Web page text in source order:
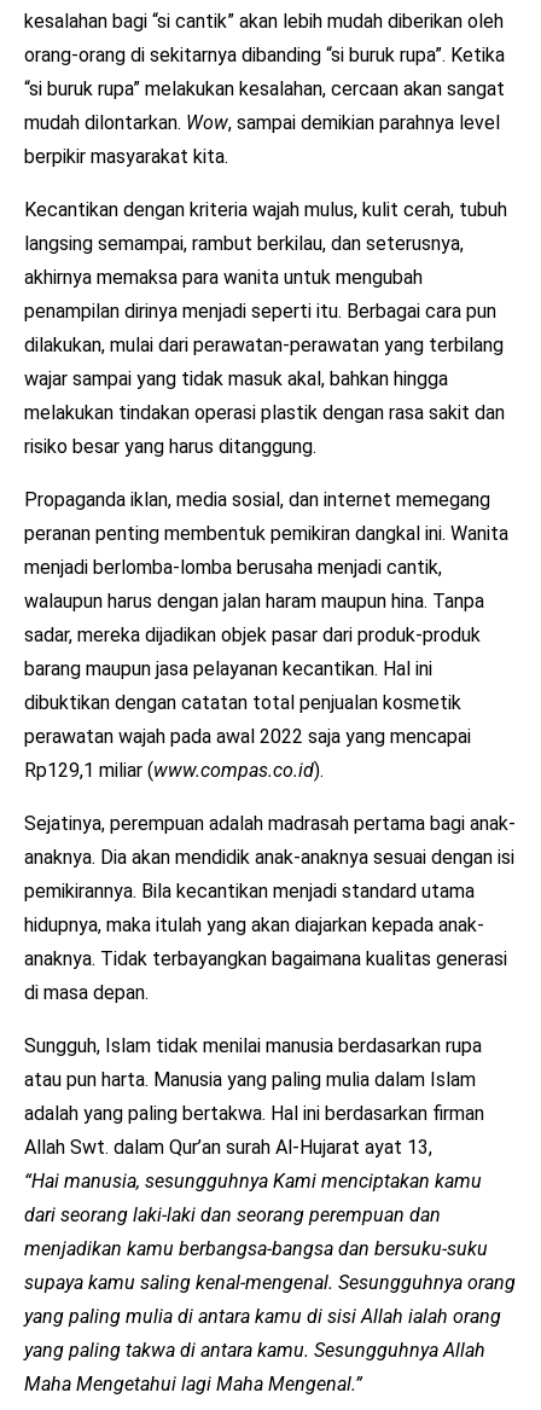
kesalahan bagi “si cantik” akan lebih mudah diberikan oleh
orang-orang di sekitarnya dibanding “si buruk rupa”. Ketika
“si buruk rupa” melakukan kesalahan, cercaan akan sangat
mudah dilontarkan. Wow, sampai demikian parahnya level
berpikir masyarakat kita.
Kecantikan dengan kriteria wajah mulus, kulit cerah, tubuh
langsing semampai, rambut berkilau, dan seterusnya,
akhirnya memaksa para wanita untuk mengubah
penampilan dirinya menjadi seperti itu. Berbagai cara pun
dilakukan, mulai dari perawatan-perawatan yang terbilang
wajar sampai yang tidak masuk akal, bahkan hingga
melakukan tindakan operasi plastik dengan rasa sakit dan
risiko besar yang harus ditanggung.
Propaganda iklan, media sosial, dan internet memegang
peranan penting membentuk pemikiran dangkal ini. Wanita
menjadi berlomba-lomba berusaha menjadi cantik,
walaupun harus dengan jalan haram maupun hina. Tanpa
sadar, mereka dijadikan objek pasar dari produk-produk
barang maupun jasa pelayanan kecantikan. Hal ini
dibuktikan dengan catatan total penjualan kosmetik
perawatan wajah pada awal 2022 saja yang mencapai
Rp129,1 miliar (www.compas.co.id).
Sejatinya, perempuan adalah madrasah pertama bagi anak-
anaknya. Dia akan mendidik anak-anaknya sesuai dengan isi
pemikirannya. Bila kecantikan menjadi standard utama
hidupnya, maka itulah yang akan diajarkan kepada anak-
anaknya. Tidak terbayangkan bagaimana kualitas generasi
di masa depan.
Sungguh, Islam tidak menilai manusia berdasarkan rupa
atau pun harta. Manusia yang paling mulia dalam Islam
adalah yang paling bertakwa. Hal ini berdasarkan firman
Allah Swt. dalam Qur’an surah Al-Hujarat ayat 13,
“Hai manusia, sesungguhnya Kami menciptakan kamu
dari seorang laki-laki dan seorang perempuan dan
menjadikan kamu berbangsa-bangsa dan bersuku-suku
supaya kamu saling kenal-mengenal. Sesungguhnya orang
yang paling mulia di antara kamu di sisi Allah ialah orang
yang paling takwa di antara kamu. Sesungguhnya Allah
Maha Mengetahui lagi Maha Mengenal.”